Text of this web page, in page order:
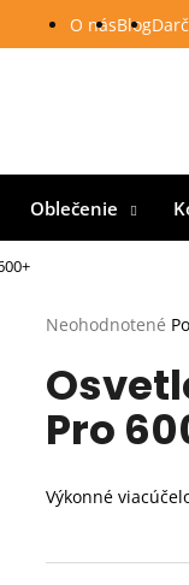
O násBlog
Oblečenie
Priemerné
produktu
je
0,0
Neohodnotené
Pro
Výkonné